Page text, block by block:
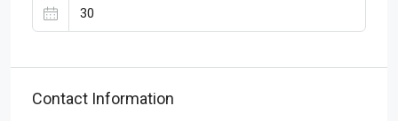
Contact Information